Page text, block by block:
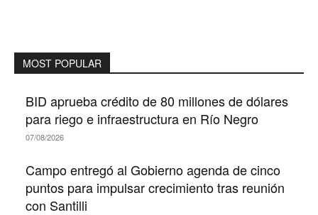
MOST POPULAR
BID aprueba crédito de 80 millones de dólares
para riego e infraestructura en Río Negro
07/08/2026
Campo entregó al Gobierno agenda de cinco
puntos para impulsar crecimiento tras reunión
con Santilli